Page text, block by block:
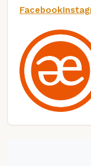
Facebook